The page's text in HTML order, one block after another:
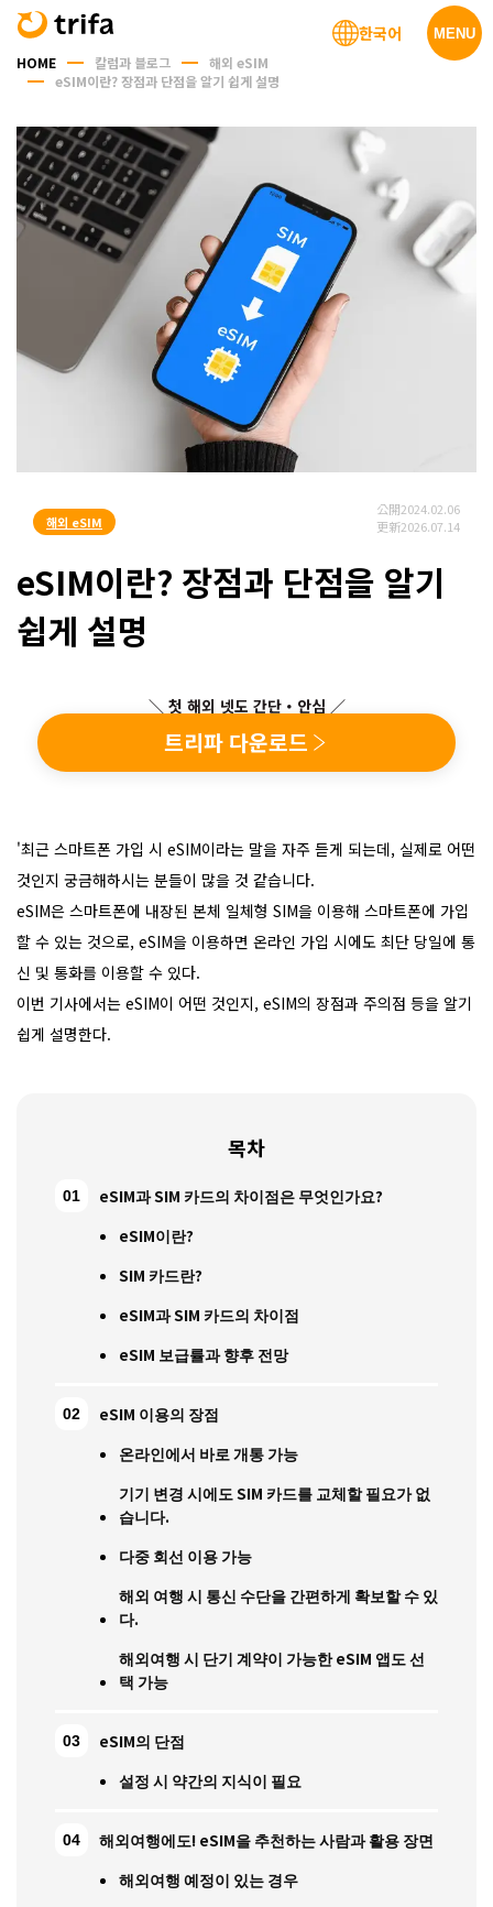
MENU
한국어
HOME 칼럼과 블로그
해외 eSIM
eSIM이란? 장점과 단점을 알기 쉽게 설명
해외 eSIM
公開2024.02.06
更新2026.07.14
eSIM이란? 장점과 단점을 알기
쉽게 설명
＼ 첫 해외 넷도 간단・안심 ／
트리파 다운로드
'최근 스마트폰 가입 시 eSIM이라는 말을 자주 듣게 되는데, 실제로 어떤
것인지 궁금해하시는 분들이 많을 것 같습니다.
eSIM은 스마트폰에 내장된 본체 일체형 SIM을 이용해 스마트폰에 가입
할 수 있는 것으로, eSIM을 이용하면 온라인 가입 시에도 최단 당일에 통
신 및 통화를 이용할 수 있다.
이번 기사에서는 eSIM이 어떤 것인지, eSIM의 장점과 주의점 등을 알기
쉽게 설명한다.
목차
eSIM과 SIM 카드의 차이점은 무엇인가요?
eSIM이란?
SIM 카드란?
eSIM과 SIM 카드의 차이점
eSIM 보급률과 향후 전망
eSIM 이용의 장점
온라인에서 바로 개통 가능
기기 변경 시에도 SIM 카드를 교체할 필요가 없
습니다.
다중 회선 이용 가능
해외 여행 시 통신 수단을 간편하게 확보할 수 있
다.
해외여행 시 단기 계약이 가능한 eSIM 앱도 선
택 가능
eSIM의 단점
설정 시 약간의 지식이 필요
해외여행에도! eSIM을 추천하는 사람과 활용 장면
해외여행 예정이 있는 경우